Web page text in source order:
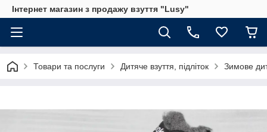
Інтернет магазин з продажу взуття "Lusy"
Товари та послуги Дитяче взуття, підліток Зимове